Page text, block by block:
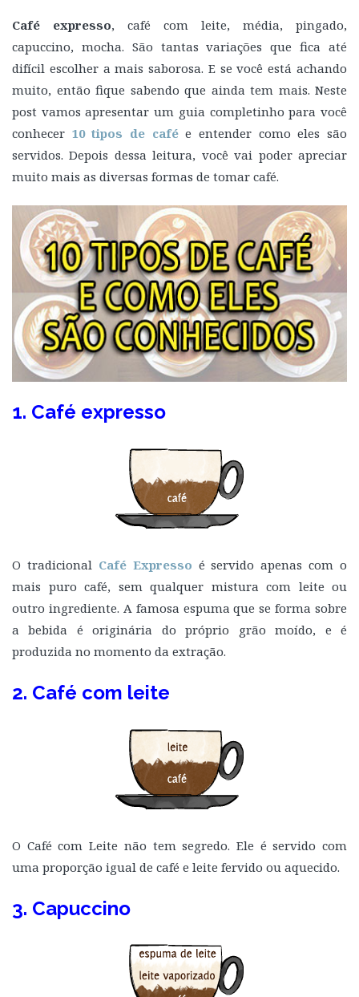
Café expresso, café com leite, média, pingado,
capuccino, mocha. São tantas variações que fica até
difícil escolher a mais saborosa. E se você está achando
muito, então fique sabendo que ainda tem mais. Neste
post vamos apresentar um guia completinho para você
conhecer 10 tipos de cafée entender como eles são
servidos. Depois dessa leitura, você vai poder apreciar
muito mais as diversas formas de tomar café.
1. Café expresso
O tradicional Café Expresso é servido apenas com o
mais puro café, sem qualquer mistura com leite ou
outro ingrediente. A famosa espuma que se forma sobre
a bebida é originária do próprio grão moído, e é
produzida no momento da extração.
2. Café com leite
O Café com Leite não tem segredo. Ele é servido com
uma proporção igual de café e leite fervido ou aquecido.
3. Capuccino